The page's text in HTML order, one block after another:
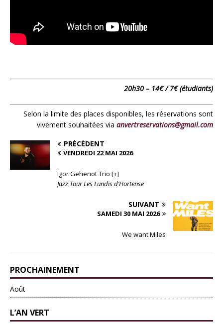
20h30 – 14€ / 7€ (étudiants)
Selon la limite des places disponibles, les réservations sont
vivement souhaitées via anvertreservations@gmail.com
PRÉCÉDENT
VENDREDI 22 MAI 2026
Igor Gehenot Trio [+]
Jazz Tour Les Lundis d’Hortense
SUIVANT
SAMEDI 30 MAI 2026
We want Miles
PROCHAINEMENT
Août
L’AN VERT